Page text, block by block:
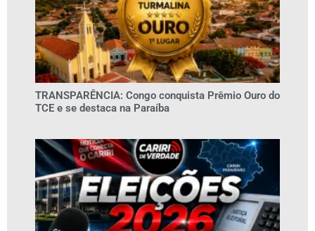
TRANSPARÊNCIA: Congo conquista Prêmio Ouro do
TCE e se destaca na Paraíba